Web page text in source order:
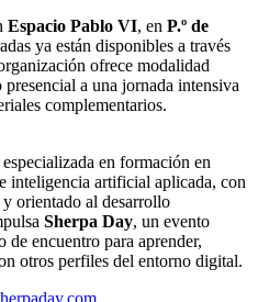
Espacio Pablo VI, en P.º de
ya están disponibles a través
ofrece modalidad
a una jornada intensiva
complementarios.
especializada en formación en
inteligencia artificial aplicada, con
orientado al desarrollo
Sherpa Day, un evento
encuentro para aprender,
otros perfiles del entorno digital.